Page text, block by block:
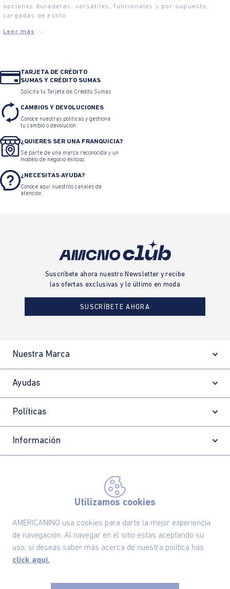
Utilizamos cookies
AMERICANINO usa cookies para darte la mejor experiencia
de navegación. Al navegar en el sitio estas aceptando su
uso, si deseas saber más acerca de nuestra política has
click aquí.
opciones duraderas, versátiles, funcionales y por supuesto,
cargadas de estilo.
TARJETA DE CRÉDITO
SUMAS Y CRÉDITO SUMAS
Solicita tu Tarjeta de Crédito Sumas
CAMBIOS Y DEVOLUCIONES
Conoce nuestras políticas y gestiona
tu cambio o devolución.
¿QUIERES SER UNA FRANQUICIA?
Sé parte de una marca reconocida y un
modelo de negocio exitoso.
¿NECESITAS AYUDA?
Conoce aquí nuestros canales de
atención.
Suscríbete ahora nuestro Newsletter y recibe
las ofertas exclusivas y lo último en moda
SUSCRÍBETE AHORA
Nuestra Marca
Ayudas
Políticas
Información